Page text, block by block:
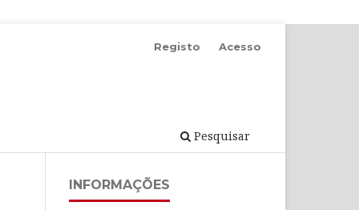
Pesquisar
Registo Acesso
INFORMAÇÕES